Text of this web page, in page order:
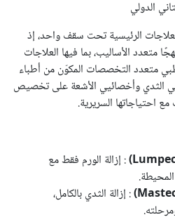
الدولي
الرئيسية تحت سقف واحد، إذ
متعدد الأساليب، بما فيها العلاجات
متعدد التخصصات المكوّن من أطباء
الثدي وأخصائيي الأشعة على تخصيص
احتياجاتها السريرية.
: إزالة الورم فقط مع
: إزالة الثدي بالكامل،